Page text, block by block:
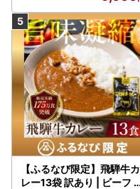
【ふるなび限定】飛騨牛カ
レー13袋 訳あり | ビーフ レ